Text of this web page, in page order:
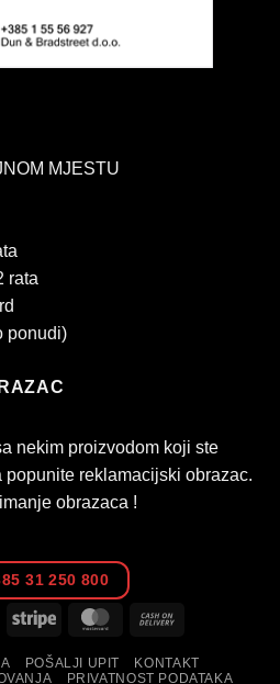
MJESTU
rata
ponudi)
nekim proizvodom koji ste
popunite reklamacijski obrazac.
obrazaca !
31 250 800
PayPal Stripe MasterCard
Delivery
POŠALJI UPIT
KONTAKT
PRIVATNOST PODATAKA